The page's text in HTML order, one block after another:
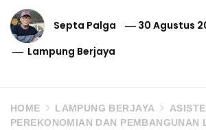
Septa Palga
30 Agustus
Lampung Berjaya
HOME LAMPUNG BERJAYA
PEREKONOMIAN DAN PEMBANGUNAN